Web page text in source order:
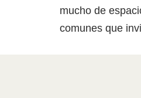
mucho de
comunes que